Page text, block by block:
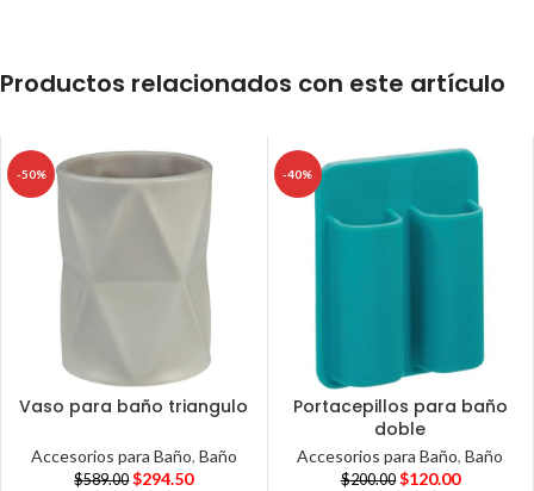
Productos relacionados con este artículo
-50%
Vaso para baño triangulo
Accesorios para Baño, Baño
$589.00 $294.50
-40%
Portacepillos para baño
doble
Accesorios para Baño,Baño
$200.00 $120.00